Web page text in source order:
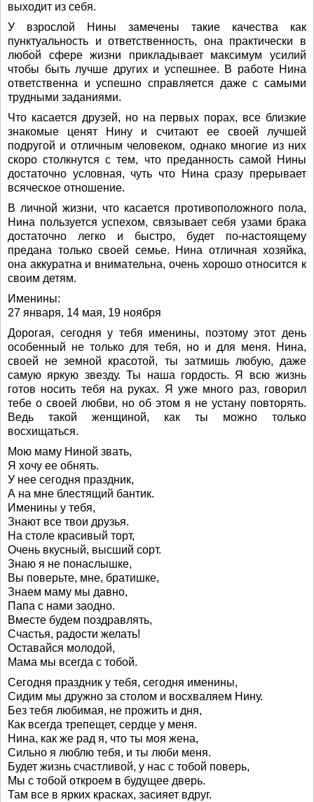
выходит из себя.
У взрослой Нины замечены такие качества как
пунктуальность и ответственность, она практически в
любой сфере жизни прикладывает максимум усилий
чтобы быть лучше других и успешнее. В работе Нина
ответственна и успешно справляется даже с самыми
трудными заданиями.
Что касается друзей, но на первых порах, все близкие
знакомые ценят Нину и считают ее своей лучшей
подругой и отличным человеком, однако многие из них
скоро столкнутся с тем, что преданность самой Нины
достаточно условная, чуть что Нина сразу прерывает
всяческое отношение.
В личной жизни, что касается противоположного пола,
Нина пользуется успехом, связывает себя узами брака
достаточно легко и быстро, будет по-настоящему
предана только своей семье. Нина отличная хозяйка,
она аккуратна и внимательна, очень хорошо относится к
своим детям.
Именины:
27 января, 14 мая, 19 ноября
Дорогая, сегодня у тебя именины, поэтому этот день
особенный не только для тебя, но и для меня. Нина,
своей не земной красотой, ты затмишь любую, даже
самую яркую звезду. Ты наша гордость. Я всю жизнь
готов носить тебя на руках. Я уже много раз, говорил
тебе о своей любви, но об этом я не устану повторять.
Ведь такой женщиной, как ты можно только
восхищаться.
Мою маму Ниной звать,
Я хочу ее обнять.
У нее сегодня праздник,
А на мне блестящий бантик.
Именины у тебя,
Знают все твои друзья.
На столе красивый торт,
Очень вкусный, высший сорт.
Знаю я не понаслышке,
Вы поверьте, мне, братишке,
Знаем маму мы давно,
Папа с нами заодно.
Вместе будем поздравлять,
Счастья, радости желать!
Оставайся молодой,
Мама мы всегда с тобой.
Сегодня праздник у тебя, сегодня именины,
Сидим мы дружно за столом и восхваляем Нину.
Без тебя любимая, не прожить и дня,
Как всегда трепещет, сердце у меня.
Нина, как же рад я, что ты моя жена,
Сильно я люблю тебя, и ты люби меня.
Будет жизнь счастливой, у нас с тобой поверь,
Мы с тобой откроем в будущее дверь.
Там все в ярких красках, засияет вдруг.